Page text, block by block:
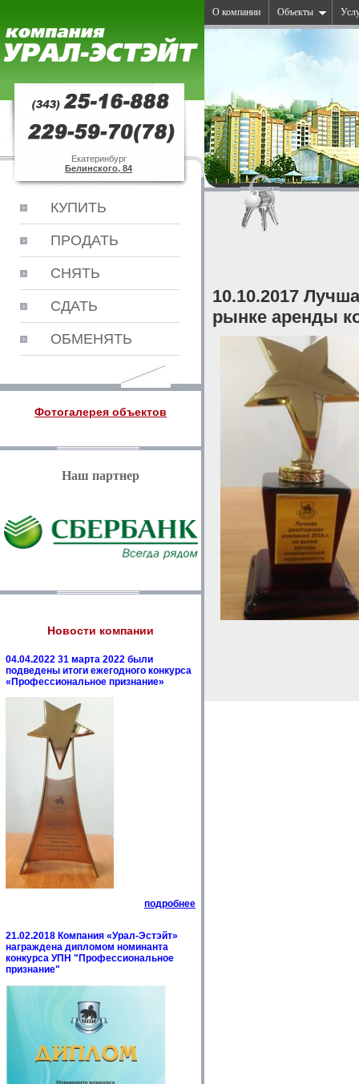
Екатеринбург
Белинского, 84
КУПИТЬ
ПРОДАТЬ
СНЯТЬ
СДАТЬ
ОБМЕНЯТЬ
Фотогалерея объектов
Наш партнер
Новости компании
04.04.2022 31 марта 2022 были
подведены итоги ежегодного конкурса
«Профессиональное признание»
подробнее
21.02.2018 Компания «Урал-Эстэйт»
награждена дипломом номинанта
конкурса УПН "Профессиональное
признание"
О компании Объекты
10.10.2017
рынке аренды